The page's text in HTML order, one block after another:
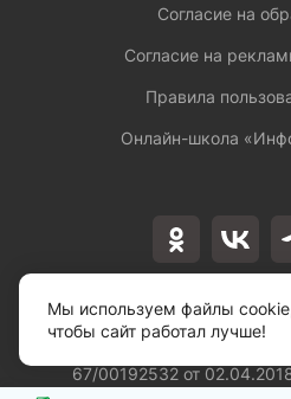
Лицензия на
67/00192532 от
Согласие на
Согласие на
Правила
Онлайн-школа
Мы используем файлы
чтобы сайт работал лучше!